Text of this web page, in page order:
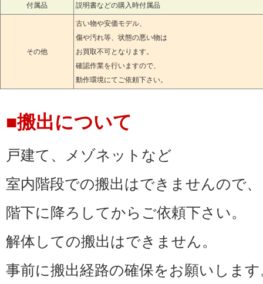
西本宿・野田・白山台・旗立
坂東山・東平・日吉町・古凍
松風台・松葉町・松本町・松
山崎町・六反町・六軒町・若
など東松山市全域へ出張買
東松山市のエアロバイク出
エアロバイク買取価格は変
早めにリサイクルショップ
エアロバイク査定買取いた
付属品 説明書などの購入時付属品
その他
古い物や安価モデル、
傷や汚れ等、状態の悪い物は
お買取不可となります。
確認作業を行いますので、
動作環境にてご依頼下さい。
■搬出について
戸建て、メゾネットなど
室内階段での搬出はできませんので、
階下に降ろしてからご依頼下さい。
解体しての搬出はできません。
事前に搬出経路の確保をお願いします